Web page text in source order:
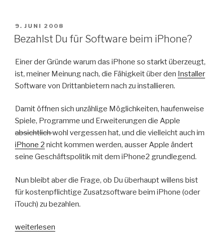
VERÖFFENTLICHT
AM
9. JUNI 2008
Bezahlst Du für Software beim iPhone?
Einer der Gründe warum das iPhone so starkt überzeugt,
ist, meiner Meinung nach, die Fähigkeit über den Installer
Software von Drittanbietern nach zu installieren.
Damit öffnen sich unzählige Möglichkeiten, haufenweise
Spiele, Programme und Erweiterungen die Apple
absichtlichwohl vergessen hat, und die vielleicht auch im
iPhone 2 nicht kommen werden, ausser Apple ändert
seine Geschäftspolitik mit dem iPhone2 grundlegend.
Nun bleibt aber die Frage, ob Du überhaupt willens bist
für kostenpflichtige Zusatzsoftware beim iPhone (oder
iTouch) zu bezahlen.
„Bezahlst
weiterlesen